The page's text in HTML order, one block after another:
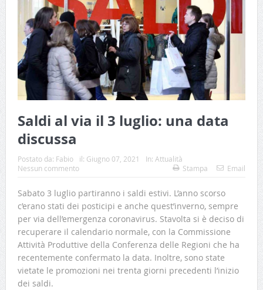
Saldi al via il 3 luglio: una data
discussa
Postato da: Fabio il: Giugno 07, 2021 In: Attualità
Nessun commento
Stampa Email
Sabato 3 luglio partiranno i saldi estivi. L’anno scorso
c’erano stati dei posticipi e anche quest’inverno, sempre
per via dell’emergenza coronavirus. Stavolta si è deciso di
recuperare il calendario normale, con la Commissione
Attività Produttive della Conferenza delle Regioni che ha
recentemente confermato la data. Inoltre, sono state
vietate le promozioni nei trenta giorni precedenti l’inizio
dei saldi.